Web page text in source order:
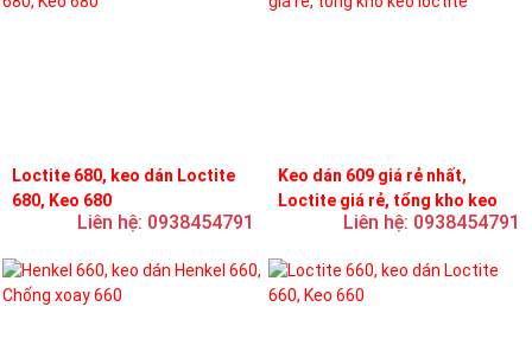
Loctite 680, keo dán Loctite
680, Keo 680
Liên hệ: 0938454791
Keo dán 609 giá rẻ nhất,
Loctite giá rẻ, tổng kho keo
Liên hệ: 0938454791